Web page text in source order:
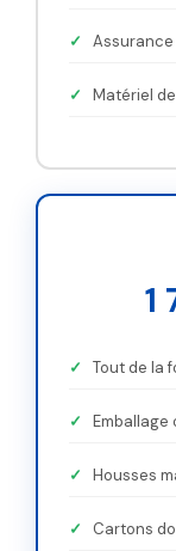
Assurance
Matériel
1
Tout de la
Emballage
Housses
Cartons